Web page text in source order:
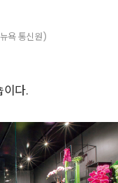
욕 통신원)
다.